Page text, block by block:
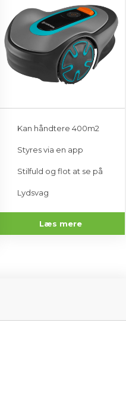
koster dig ikke ekstra
indholdet.
– så du ved, at jeg ikke
og bearbejder
valg.
Kan håndtere 400m2
Styres via en app
Stilfuld og flot at se på
Lydsvag
Læs mere